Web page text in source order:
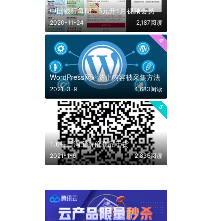
中国银行每周二5元开1月视频会员
2020-11-24 2,187阅读
4
WordPress网站防止内容被采集方法
2021-3-9 4,683阅读
5
1.6每日淘宝特价商品干货
2021-1-6 2,836阅读